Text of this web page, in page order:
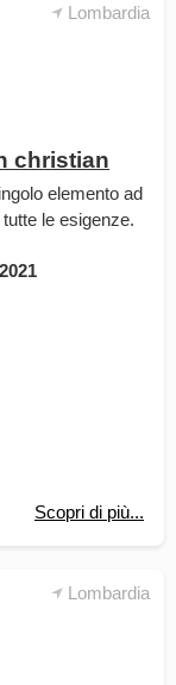
Lombardia
christian
elemento ad
le esigenze.
Scopri di più...
Lombardia